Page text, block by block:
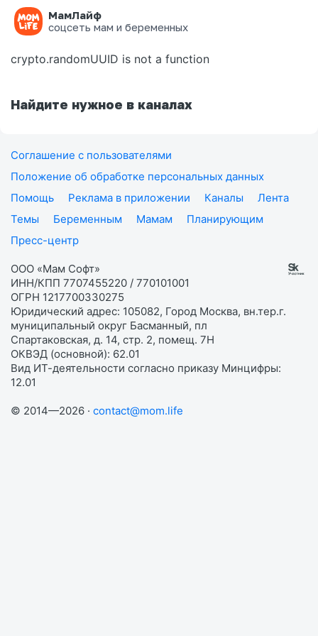
МамЛайф
соцсеть мам и беременных
Ошибка на странице
crypto.randomUUID is not a function
Найдите нужное в каналах
Соглашение с пользователями
Положение об обработке персональных данных
Помощь
Реклама в приложении Каналы
Лента
Темы
Беременным Мамам
Планирующим
Пресс-центр
ООО «Мам Софт»
ИНН/КПП 7707455220 / 770101001
ОГРН 1217700330275
Юридический адрес: 105082, Город Москва, вн.тер.г.
муниципальный округ Басманный, пл
Спартаковская, д. 14, стр. 2, помещ. 7Н
ОКВЭД (основной): 62.01
Вид ИТ-деятельности согласно приказу Минцифры:
12.01
© 2014—2026 · contact@mom.life